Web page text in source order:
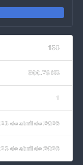
158
500.78 KB
1
23 de abril de 2026
23 de abril de 2026